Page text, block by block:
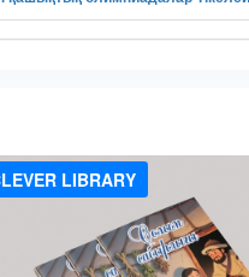
LIBRARY